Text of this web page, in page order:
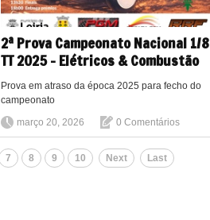
2ª Prova Campeonato Nacional 1/8
TT 2025 - Elétricos & Combustão
Prova em atraso da época 2025 para fecho do
campeonato
março 20, 2026
0 Comentários
7 8 9 10 Next Last